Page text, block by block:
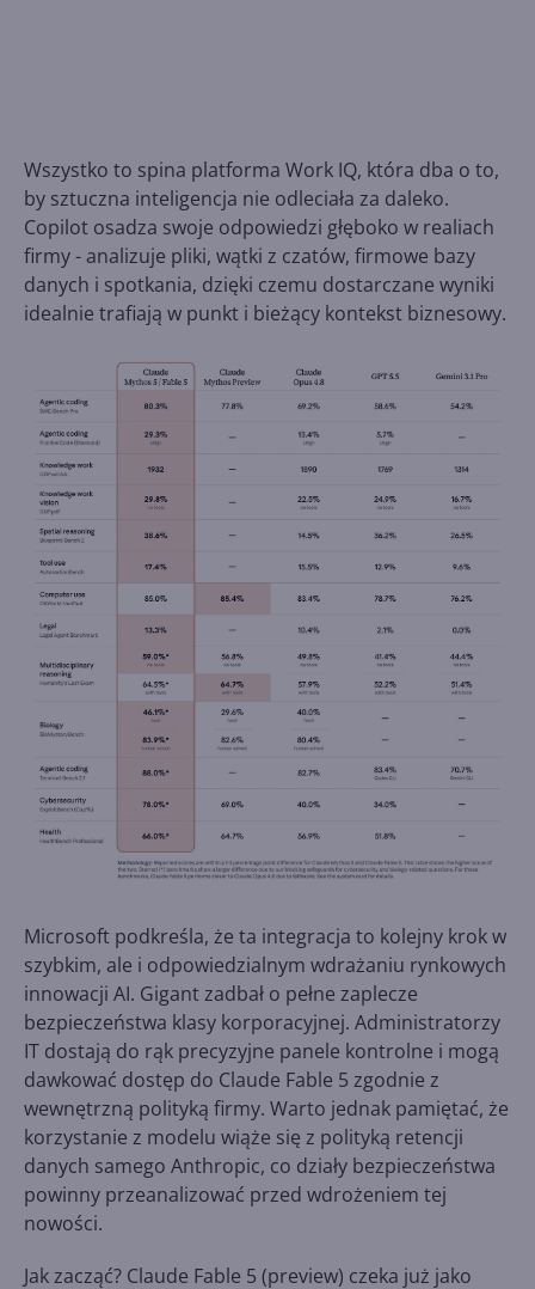
Wszystko to spina platforma Work IQ, która dba o to,
by sztuczna inteligencja nie odleciała za daleko.
Copilot osadza swoje odpowiedzi głęboko w realiach
firmy - analizuje pliki, wątki z czatów, firmowe bazy
danych i spotkania, dzięki czemu dostarczane wyniki
idealnie trafiają w punkt i bieżący kontekst biznesowy.
Microsoft podkreśla, że ta integracja to kolejny krok w
szybkim, ale i odpowiedzialnym wdrażaniu rynkowych
innowacji AI. Gigant zadbał o pełne zaplecze
bezpieczeństwa klasy korporacyjnej. Administratorzy
IT dostają do rąk precyzyjne panele kontrolne i mogą
dawkować dostęp do Claude Fable 5 zgodnie z
wewnętrzną polityką firmy. Warto jednak pamiętać, że
korzystanie z modelu wiąże się z polityką retencji
danych samego Anthropic, co działy bezpieczeństwa
powinny przeanalizować przed wdrożeniem tej
nowości.
Jak zacząć? Claude Fable 5 (preview) czeka już jako